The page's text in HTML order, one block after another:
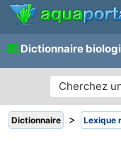
Dictionnaire
Dictionnaire > Lexique